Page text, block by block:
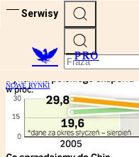
Serwisy
PRO
NOWE RYNKI
Eksport
mizerny